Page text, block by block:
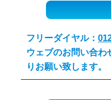
フリーダイヤル：
ウェブのお問い合わ
りお願い致します。